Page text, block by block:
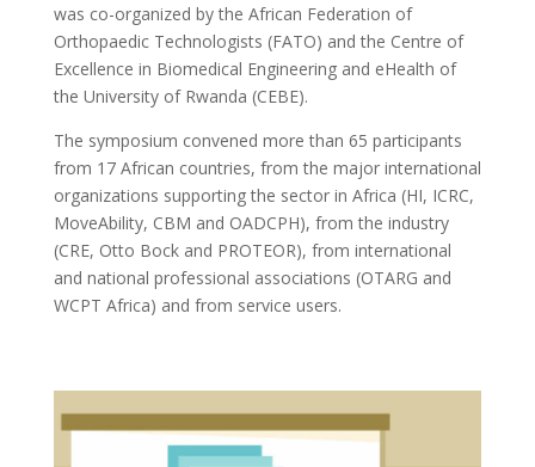
was co-organized by the African Federation of
Orthopaedic Technologists (FATO) and the Centre of
Excellence in Biomedical Engineering and eHealth of
the University of Rwanda (CEBE).
The symposium convened more than 65 participants
from 17 African countries, from the major international
organizations supporting the sector in Africa (HI, ICRC,
MoveAbility, CBM and OADCPH), from the industry
(CRE, Otto Bock and PROTEOR), from international
and national professional associations (OTARG and
WCPT Africa) and from service users.